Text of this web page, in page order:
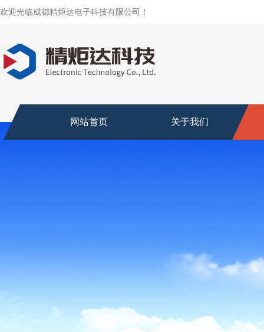
欢迎光临成都精炬达电子科技有限公司！
网站首页 关于我们